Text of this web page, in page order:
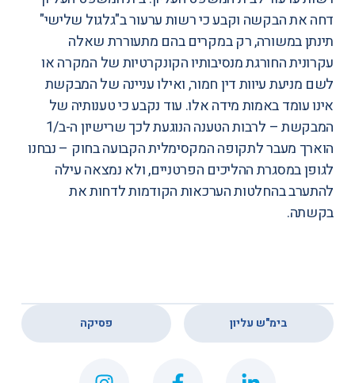
דחה את הבקשה וקבע כי רשות ערעור ב"גלגול שלישי"
תינתן במשורה, רק במקרים בהם מתעוררת שאלה
עקרונית החורגת מנסיבותיו הקונקרטיות של המקרה או
לשם מניעת עיוות דין חמור, ואילו עניינה של המבקשת
אינו עומד באמות מידה אלו. עוד נקבע כי טענותיה של
המבקשת – לרבות הטענה הנוגעת לכך שרישיון ה-ב/1
הוארך מעבר לתקופה המקסימלית הקבועה בחוק – נבחנו
לגופן במסגרת ההליכים הפרטניים, ולא נמצאה עילה
להתערב בהחלטות הערכאות הקודמות לדחות את
בקשתה.
בימ"ש עליון פסיקה